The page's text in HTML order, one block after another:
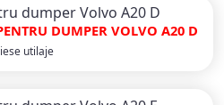
DUMPER VOLVO A20 D
utilaje